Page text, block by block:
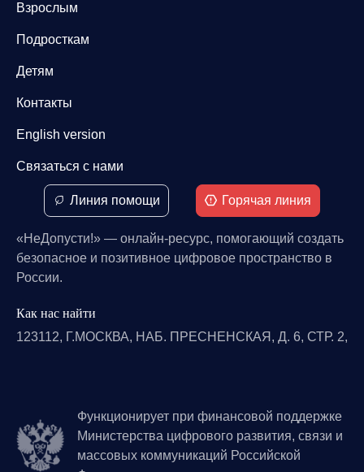
Взрослым
Подросткам
Детям
Контакты
English version
Связаться с нами
Линия помощи Горячая линия
«НеДопусти!» — онлайн-ресурс, помогающий создать
безопасное и позитивное цифровое пространство в
России.
Как нас найти
123112, Г.МОСКВА, НАБ. ПРЕСНЕНСКАЯ, Д. 6, СТР. 2,
Функционирует при финансовой поддержке
Министерства цифрового развития, связи и
массовых коммуникаций Российской